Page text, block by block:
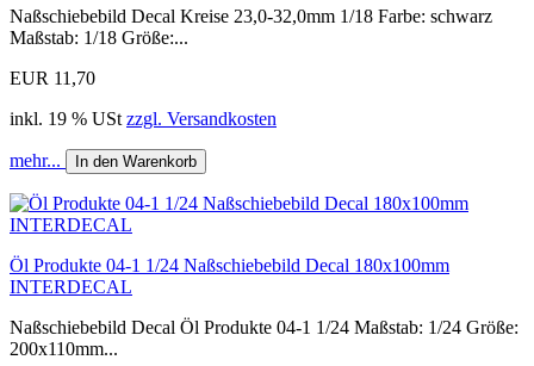
Naßschiebebild Decal Kreise 23,0-32,0mm 1/18 Farbe: schwarz
Maßstab: 1/18 Größe:...
EUR 11,70
inkl. 19 % USt zzgl. Versandkosten
mehr... In den Warenkorb
Öl Produkte 04-1 1/24 Naßschiebebild Decal 180x100mm
INTERDECAL
Naßschiebebild Decal Öl Produkte 04-1 1/24 Maßstab: 1/24 Größe:
200x110mm...